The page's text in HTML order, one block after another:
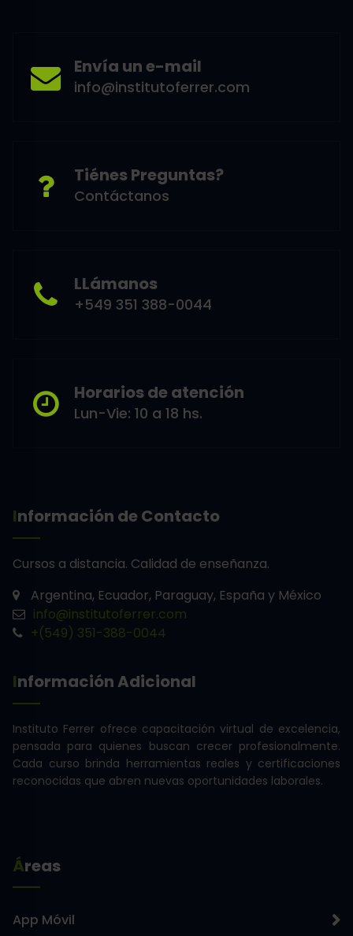
Envía un e-mail
info@institutoferrer.com
Tiénes Preguntas?
Contáctanos
LLámanos
+549 351 388-0044
Horarios de atención
Lun-Vie: 10 a 18 hs.
Información de Contacto
Cursos a distancia. Calidad de enseñanza.
Argentina, Ecuador, Paraguay, España y México
info@institutoferrer.com
+(549) 351-388-0044
Información Adicional
Instituto Ferrer ofrece capacitación virtual de excelencia,
pensada para quienes buscan crecer profesionalmente.
Cada curso brinda herramientas reales y certificaciones
reconocidas que abren nuevas oportunidades laborales.
Áreas
App Móvil